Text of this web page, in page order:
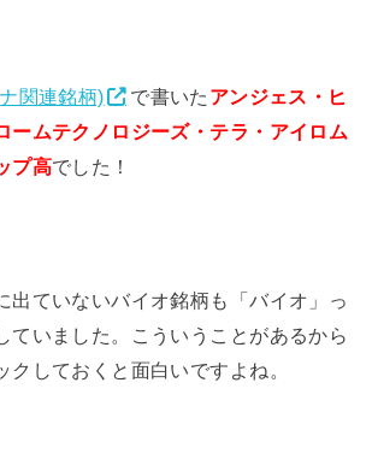
関連銘柄) で書いた アンジェス・ヒ
ームテクノロジーズ・テラ・アイロム
プ高でした！
出ていないバイオ銘柄も「バイオ」っ
ていました。こういうことがあるから
クしておくと面白いですよね。